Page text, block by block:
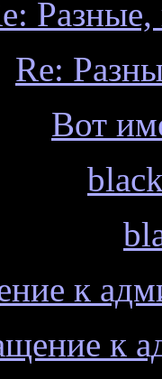
Re:
Вот
к
к